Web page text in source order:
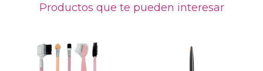
Productos que te pueden interesar